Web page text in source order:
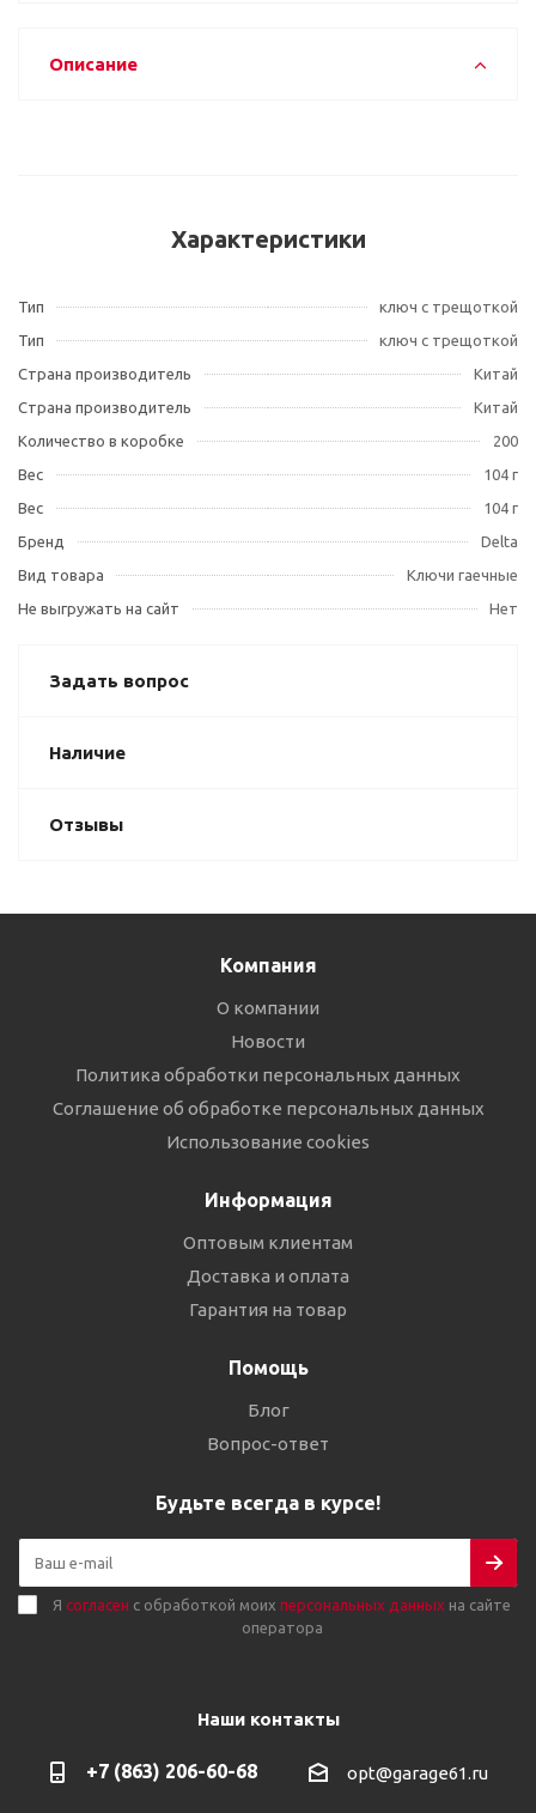
Описание
Характеристики
Тип
ключ с трещоткой
Тип
ключ с трещоткой
Страна производитель
Китай
Страна производитель
Китай
Количество в коробке
200
Вес
104 г
Вес
104 г
Бренд
Delta
Вид товара
Ключи гаечные
Не выгружать на сайт
Нет
Задать вопрос
Наличие
Отзывы
Компания
О компании
Новости
Политика обработки персональных данных
Соглашение об обработке персональных данных
Использование cookies
Информация
Оптовым клиентам
Доставка и оплата
Гарантия на товар
Помощь
Блог
Вопрос-ответ
Будьте всегда в курсе!
Я согласен с обработкой моих персональных данных на сайте
оператора
Наши контакты
+7 (863) 206-60-68 opt@garage61.ru